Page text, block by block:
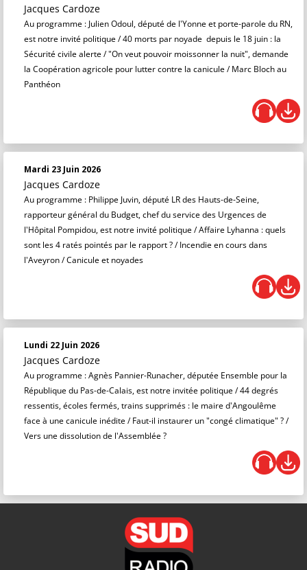
Jacques Cardoze
Au programme : Julien Odoul, député de l'Yonne et porte-parole du RN,
est notre invité politique / 40 morts par noyade depuis le 18 juin : la
Sécurité civile alerte / "On veut pouvoir moissonner la nuit", demande
la Coopération agricole pour lutter contre la canicule / Marc Bloch au
Panthéon
Mardi 23 Juin 2026
Jacques Cardoze
Au programme : Philippe Juvin, député LR des Hauts-de-Seine,
rapporteur général du Budget, chef du service des Urgences de
l'Hôpital Pompidou, est notre invité politique / Affaire Lyhanna : quels
sont les 4 ratés pointés par le rapport ? / Incendie en cours dans
l'Aveyron / Canicule et noyades
Lundi 22 Juin 2026
Jacques Cardoze
Au programme : Agnès Pannier-Runacher, députée Ensemble pour la
République du Pas-de-Calais, est notre invitée politique / 44 degrés
ressentis, écoles fermés, trains supprimés : le maire d'Angoulême
face à une canicule inédite / Faut-il instaurer un "congé climatique" ? /
Vers une dissolution de l'Assemblée ?